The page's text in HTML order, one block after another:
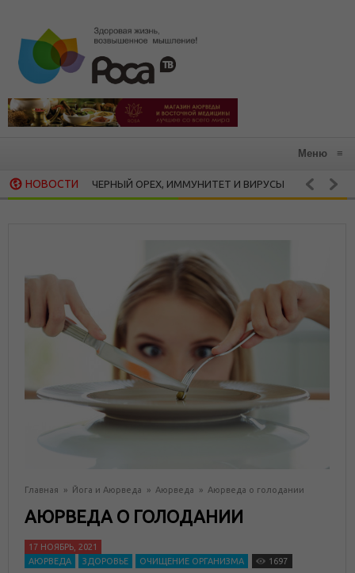
Меню ≡
НОВОСТИ
ЧЕРНЫЙ ОРЕХ, ИММУНИТЕТ И ВИРУСЫ ЗДОРОВЬЕ
Главная » Йога и Аюрведа » Аюрведа » Аюрведа о голодании
АЮРВЕДА О ГОЛОДАНИИ
17 НОЯБРЬ, 2021
АЮРВЕДА
ЗДОРОВЬЕ ОЧИЩЕНИЕ ОРГАНИЗМА 1697